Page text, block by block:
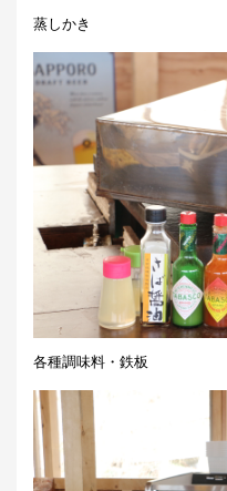
蒸しかき
各種調味料・鉄板